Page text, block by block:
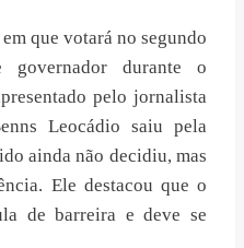
que votará no segundo
governador durante o
pelo jornalista
Leocádio saiu pela
ainda não decidiu, mas
Ele destacou que o
de barreira e deve se